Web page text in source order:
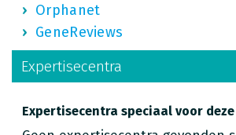
Orphanet
GeneReviews
Expertisecentra
Expertisecentra speciaal voor